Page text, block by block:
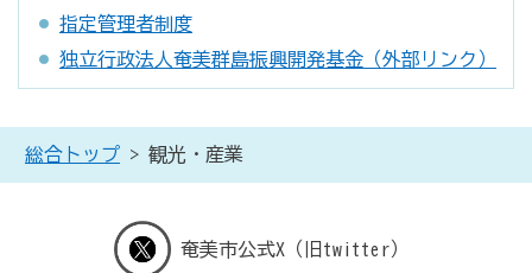
指定管理者制度
独立行政法人奄美群島振興開発基金（外部リンク）
総合トップ > 観光・産業
奄美市公式X（旧twitter）